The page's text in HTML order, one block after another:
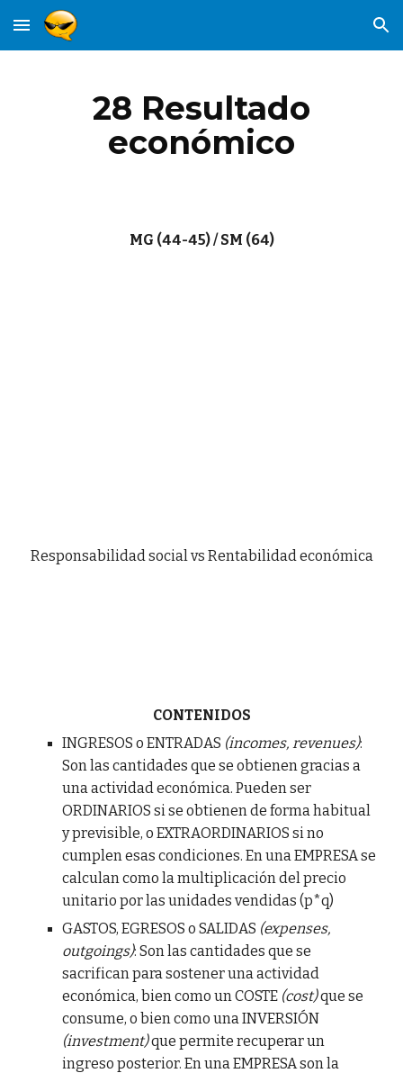
Skip to main content Skip to navigation
28 Resultado
económico
MG (44-45) / SM (64)
Responsabilidad social vs Rentabilidad económica
CONTENIDOS
INGRESOS o ENTRADAS (incomes, revenues):
Son las cantidades que se obtienen gracias a
una actividad económica. Pueden ser
ORDINARIOS si se obtienen de forma habitual
y previsible, o EXTRAORDINARIOS si no
cumplen esas condiciones. En una EMPRESA se
calculan como la multiplicación del precio
unitario por las unidades vendidas (p*q)
GASTOS, EGRESOS o SALIDAS (expenses,
outgoings): Son las cantidades que se
sacrifican para sostener una actividad
económica, bien como un COSTE (cost)que se
consume, o bien como una INVERSIÓN
(investment)que permite recuperar un
ingreso posterior. En una EMPRESA son la